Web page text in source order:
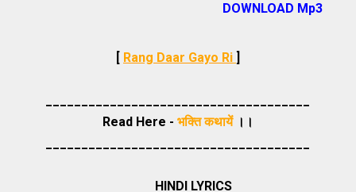
DOWNLOAD Mp3
[ Rang Daar Gayo Ri ]
Read Here - भक्ति कथायें।।
HINDI LYRICS